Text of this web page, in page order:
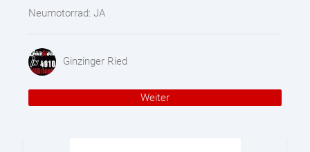
Neumotorrad: JA
Ginzinger Ried
Weiter